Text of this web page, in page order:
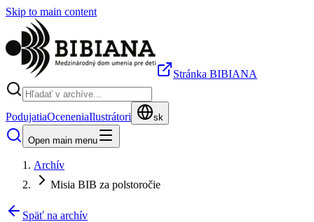
Skip to main content
Stránka BIBIANA
PodujatiaOceneniaIlustrátori sk
Open main menu
Archív
Misia BIB za polstoročie
Späť na archív